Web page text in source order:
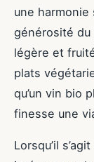
une
générosité du
légère et
plats
qu’un vin bio
finesse une
Lorsqu’il